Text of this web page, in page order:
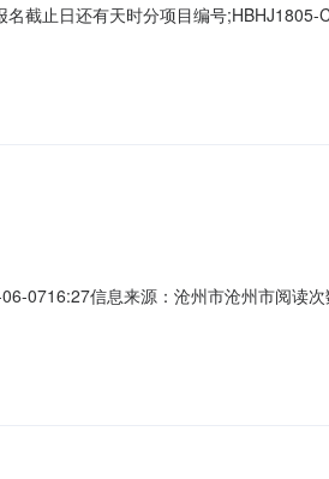
截止日还有天时分项目编号
全称:河北恒基建设招标有限公司招标代
资源交易中心四楼第一开标室评标地点
0716:27信息来源：沧州市沧州市阅读
目实施地点:任丘市定标日期:2018-0